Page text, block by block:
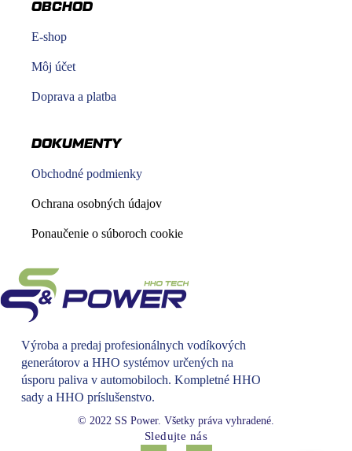
OBCHOD
E-shop
Môj účet
Doprava a platba
DOKUMENTY
Obchodné podmienky
Ochrana osobných údajov
Ponaučenie o súboroch cookie
Výroba a predaj profesionálnych vodíkových
generátorov a HHO systémov určených na
úsporu paliva v automobiloch. Kompletné HHO
sady a HHO príslušenstvo.
© 2022 SS Power. Všetky práva vyhradené.
Sledujte nás